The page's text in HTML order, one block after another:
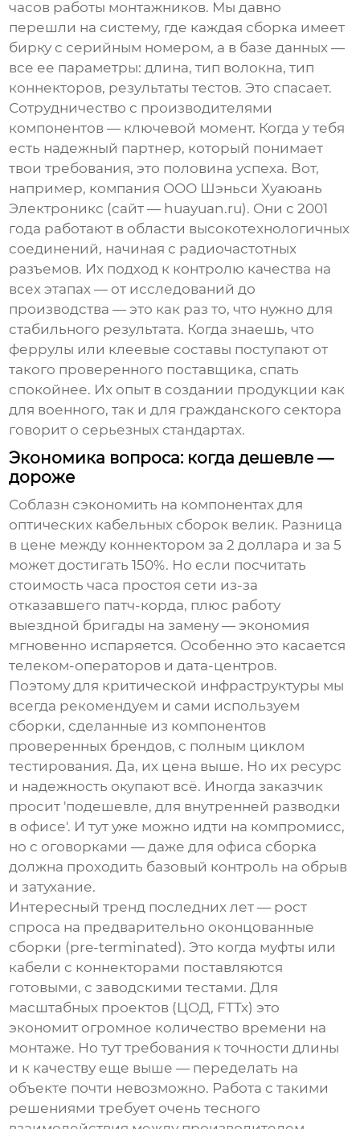
часов работы монтажников. Мы давно
перешли на систему, где каждая сборка имеет
бирку с серийным номером, а в базе данных —
все ее параметры: длина, тип волокна, тип
коннекторов, результаты тестов. Это спасает.
Сотрудничество с производителями
компонентов — ключевой момент. Когда у тебя
есть надежный партнер, который понимает
твои требования, это половина успеха. Вот,
например, компания ООО Шэньси Хуаюань
Электроникс (сайт — huayuan.ru). Они с 2001
года работают в области высокотехнологичных
соединений, начиная с радиочастотных
разъемов. Их подход к контролю качества на
всех этапах — от исследований до
производства — это как раз то, что нужно для
стабильного результата. Когда знаешь, что
феррулы или клеевые составы поступают от
такого проверенного поставщика, спать
спокойнее. Их опыт в создании продукции как
для военного, так и для гражданского сектора
говорит о серьезных стандартах.
Экономика вопроса: когда дешевле —
дороже
Соблазн сэкономить на компонентах для
оптических кабельных сборок велик. Разница
в цене между коннектором за 2 доллара и за 5
может достигать 150%. Но если посчитать
стоимость часа простоя сети из-за
отказавшего патч-корда, плюс работу
выездной бригады на замену — экономия
мгновенно испаряется. Особенно это касается
телеком-операторов и дата-центров.
Поэтому для критической инфраструктуры мы
всегда рекомендуем и сами используем
сборки, сделанные из компонентов
проверенных брендов, с полным циклом
тестирования. Да, их цена выше. Но их ресурс
и надежность окупают всё. Иногда заказчик
просит 'подешевле, для внутренней разводки
в офисе'. И тут уже можно идти на компромисс,
но с оговорками — даже для офиса сборка
должна проходить базовый контроль на обрыв
и затухание.
Интересный тренд последних лет — рост
спроса на предварительно оконцованные
сборки (pre-terminated). Это когда муфты или
кабели с коннекторами поставляются
готовыми, с заводскими тестами. Для
масштабных проектов (ЦОД, FTTx) это
экономит огромное количество времени на
монтаже. Но тут требования к точности длины
и к качеству еще выше — переделать на
объекте почти невозможно. Работа с такими
решениями требует очень тесного